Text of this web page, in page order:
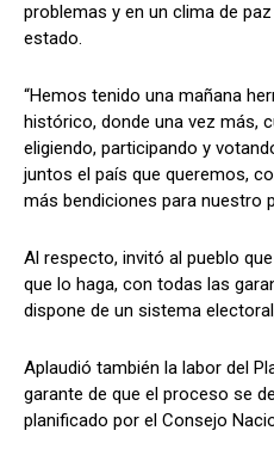
problemas y en un clima de
estado.
“Hemos tenido una mañana
histórico, donde una vez más,
eligiendo, participando y
juntos el país que queremos,
más bendiciones para nuestro
Al respecto, invitó al pueblo
que lo haga, con todas las
dispone de un sistema
Aplaudió también la labor del
garante de que el proceso se
planificado por el Consejo